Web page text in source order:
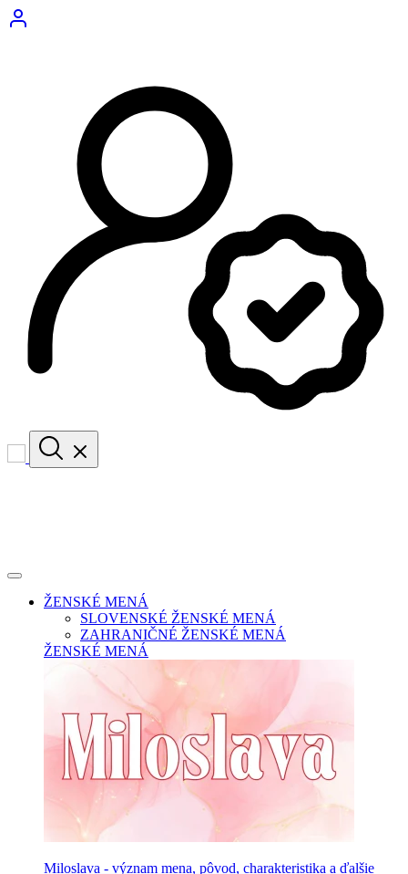
ŽENSKÉ MENÁ
SLOVENSKÉ ŽENSKÉ MENÁ
ZAHRANIČNÉ ŽENSKÉ MENÁ
ŽENSKÉ MENÁ
Miloslava - význam mena, pôvod, charakteristika a ďalšie